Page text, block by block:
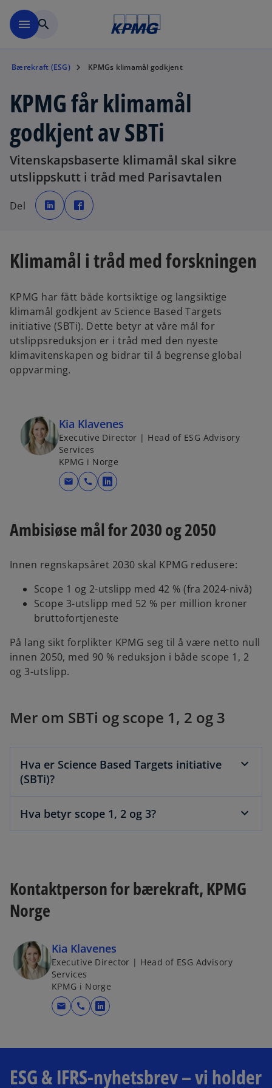
menu search
Bærekraft (ESG) KPMGs klimamål godkjent
KPMG får klimamål
godkjent av SBTi
Vitenskapsbaserte klimamål skal sikre
utslippskutt i tråd med Parisavtalen
Del
o
p
e
n
e
w
p
e
e
w
Klimamål i tråd med forskningen
KPMG har fått både kortsiktige og langsiktige
klimamål godkjent av Science Based Targets
initiative (SBTi). Dette betyr at våre mål for
utslippsreduksjon er i tråd med den nyeste
klimavitenskapen og bidrar til å begrense global
oppvarming.
Kia Klavenes
Executive Director | Head of ESG Advisory
Services
KPMG i Norge
mail call
o
n
i
a
n
e
t
a
Ambisiøse mål for 2030 og 2050
Innen regnskapsåret 2030 skal KPMG redusere:
Scope 1 og 2-utslipp med 42 % (fra 2024-nivå)
Scope 3-utslipp med 52 % per million kroner
bruttofortjeneste
På lang sikt forplikter KPMG seg til å være netto null
innen 2050, med 90 % reduksjon i både scope 1, 2
og 3-utslipp.
Mer om SBTi og scope 1, 2 og 3
Hva er Science Based Targets initiative
(SBTi)?
Hva betyr scope 1, 2 og 3?
Kontaktperson for bærekraft, KPMG
Norge
Kia Klavenes
Executive Director | Head of ESG Advisory
Services
KPMG i Norge
mail call
o
s
i
ESG & IFRS-nyhetsbrev – vi holder